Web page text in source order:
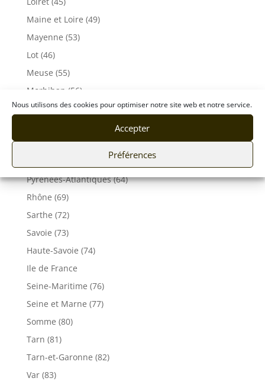
Nous utilisons des cookies pour optimiser notre site web et notre service.
Accepter
Préférences
Maine et Loire (49)
Mayenne (53)
Lot (46)
Meuse (55)
Morbihan (56)
Moselle (57)
Pas-de-Calais (62)
Pyrénées-Atlantiques (64)
Rhône (69)
Sarthe (72)
Savoie (73)
Haute-Savoie (74)
Ile de France
Seine-Maritime (76)
Seine et Marne (77)
Somme (80)
Tarn (81)
Tarn-et-Garonne (82)
Var (83)